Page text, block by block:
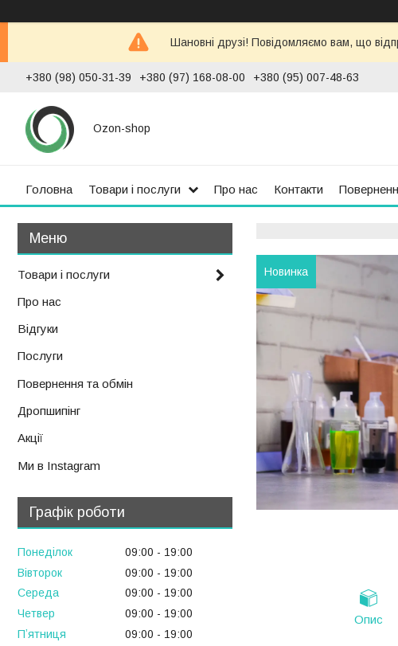
Шановні друзі! Повідомляємо вам, що
+380 (98) 050-31-39 +380 (97) 168-08-00 +380 (95) 007-48-63
Ozon-shop
Головна Товари і послуги Про нас Контакти
Новинка
Опис
Товари і послуги
Про нас
Відгуки
Послуги
Повернення та обмін
Дропшипінг
Акції
Ми в Instagram
Графік роботи
Понеділок 09:00
19:00
Вівторок
09:00
19:00
Середа
09:00
19:00
Четвер
09:00
19:00
Пʼятниця
09:00
19:00